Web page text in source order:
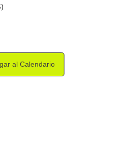
al Calendario